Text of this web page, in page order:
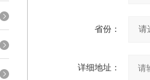
省份：
详细地址：